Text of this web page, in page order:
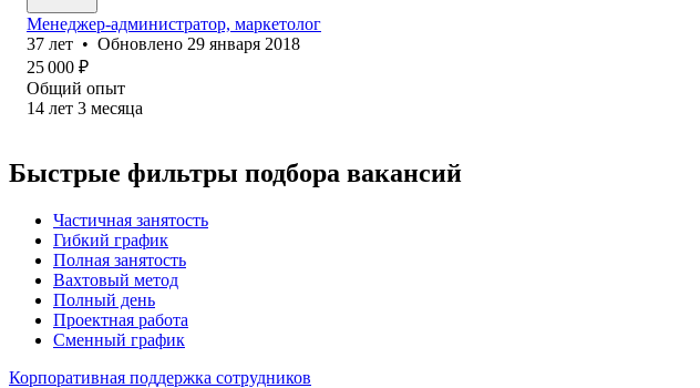
Менеджер-администратор, маркетолог
37 лет • Обновлено 29 января 2018
25 000 ₽
Общий опыт
14 лет 3 месяца
Быстрые фильтры подбора вакансий
Частичная занятость
Гибкий график
Полная занятость
Вахтовый метод
Полный день
Проектная работа
Сменный график
Корпоративная поддержка сотрудников